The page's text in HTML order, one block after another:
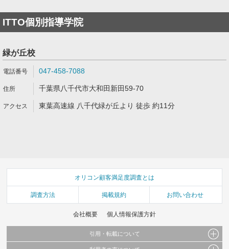
ITTO個別指導学院
緑が丘校
047-458-7088
千葉県八千代市大和田新田59-70
東葉高速線 八千代緑が丘より 徒歩 約11分
オリコン顧客満足度調査とは
調査方法 掲載規約 お問い合わせ
会社概要 個人情報保護方針
引用・転載について